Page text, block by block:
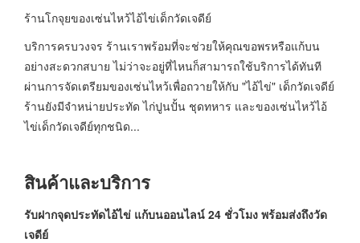
ร้านโกจุยของเซ่นไหว้ไอ้ไข่เด็กวัดเจดีย์
บริการครบวงจร ร้านเราพร้อมที่จะช่วยให้คุณขอพรหรือแก้บน
อย่างสะดวกสบาย ไม่ว่าจะอยู่ที่ไหนก็สามารถใช้บริการได้ทันที
ผ่านการจัดเตรียมของเซ่นไหว้เพื่อถวายให้กับ "ไอ้ไข่" เด็กวัดเจดีย์
ร้านยังมีจำหน่ายประทัด ไก่ปูนปั้น ชุดทหาร และของเซ่นไหว้ไอ้
ไข่เด็กวัดเจดีย์ทุกชนิด...
สินค้าและบริการ
รับฝากจุดประทัดไอ้ไข่ แก้บนออนไลน์ 24 ชั่วโมง พร้อมส่งถึงวัด
เจดีย์